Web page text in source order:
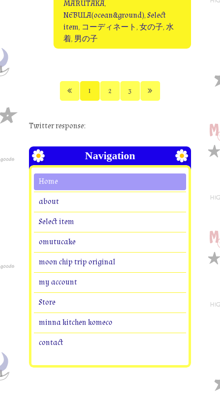
MARUTAKA,
NEBULA(ocean&ground),Select
item, コーディネート,女の子,水
着,男の子
1 2 3
Twitter response:
Navigation
Home
about
Select item
omutucake
moon chip trip original
my account
Store
minna kitchen komeco
contact